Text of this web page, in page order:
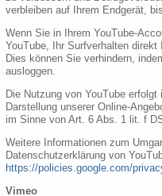
verbleiben auf Ihrem Endgerät,
Wenn Sie in Ihrem YouTube-
YouTube, Ihr Surfverhalten direkt
Dies können Sie verhindern,
ausloggen.
Die Nutzung von YouTube
Darstellung unserer Online-
im Sinne von Art. 6 Abs. 1 lit. f
Weitere Informationen zum
Datenschutzerklärung von
https://policies.google.com/
Vimeo